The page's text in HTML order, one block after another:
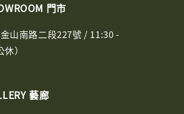
門市
山南路二段227號 / 11:30 -
）
藝廊